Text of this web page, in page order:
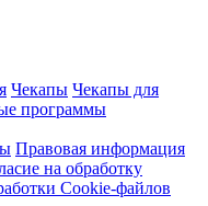
Чекапы Чекапы для
программы
Правовая информация
на обработку
Cookie-файлов